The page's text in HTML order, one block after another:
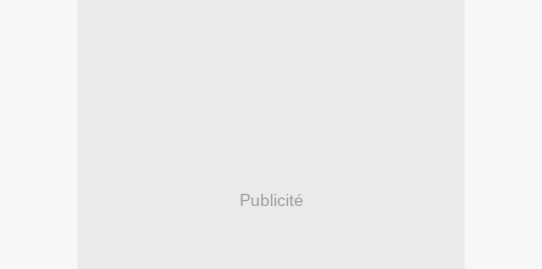
Publicité